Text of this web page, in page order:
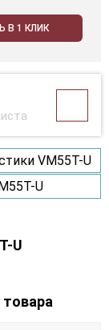
В 1 КЛИК
VM55T-U
U
U
товара